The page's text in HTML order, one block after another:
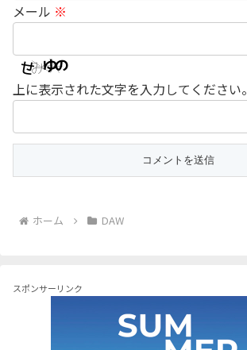
メール ※
上に表示された文字を入力してください。
ホーム DAW
スポンサーリンク